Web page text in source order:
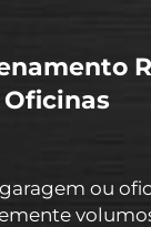
Oficinas
ou